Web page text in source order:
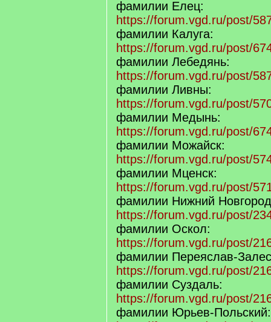
фамилии Елец:
https://forum.vgd.ru/post/
фамилии Калуга:
https://forum.vgd.ru/post/
фамилии Лебедянь:
https://forum.vgd.ru/post/
фамилии Ливны:
https://forum.vgd.ru/post/
фамилии Медынь:
https://forum.vgd.ru/post/
фамилии Можайск:
https://forum.vgd.ru/post/
фамилии Мценск:
https://forum.vgd.ru/post/
фамилии Нижний
https://forum.vgd.ru/post/
фамилии Оскол:
https://forum.vgd.ru/post/
фамилии Переяслав-
https://forum.vgd.ru/post/
фамилии Суздаль:
https://forum.vgd.ru/post/
фамилии Юрьев-Польский: